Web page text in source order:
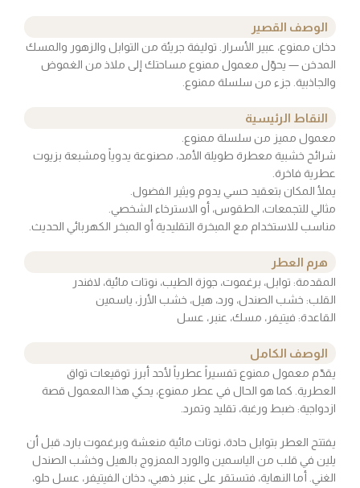
الوصف القصير
دخان ممنوع، عبير الأسرار. توليفة جريئة من التوابل والزهور والمسك
المدخن — يحوّل معمول ممنوع مساحتك إلى ملاذ من الغموض
والجاذبية. جزء من سلسلة ممنوع.
النقاط الرئيسية
معمول مميز من سلسلة ممنوع.
شرائح خشبية معطرة طويلة الأمد، مصنوعة يدوياً ومشبعة بزيوت
عطرية فاخرة.
يملأ المكان بتعقيد حسي يدوم ويثير الفضول.
مثالي للتجمعات، الطقوس، أو الاسترخاء الشخصي.
مناسب للاستخدام مع المبخرة التقليدية أو المبخر الكهربائي الحديث.
هرم العطر
المقدمة: توابل، برغموت، جوزة الطيب، نوتات مائية، لافندر
القلب: خشب الصندل، ورد، هيل، خشب الأرز، ياسمين
القاعدة: فيتيفر، مسك، عنبر، عسل
الوصف الكامل
يقدّم معمول ممنوع تفسيراً عطرياً لأحد أبرز توقيعات تواق
العطرية. كما هو الحال في عطر ممنوع، يحكي هذا المعمول قصة
ازدواجية: ضبط ورغبة، تقليد وتمرد.
يفتتح العطر بتوابل حادة، نوتات مائية منعشة وبرغموت بارد، قبل أن
يلين في قلب من الياسمين والورد الممزوج بالهيل وخشب الصندل
الغني. أما النهاية، فتستقر على عنبر ذهبي، دخان الفيتيفر، عسل حلو،